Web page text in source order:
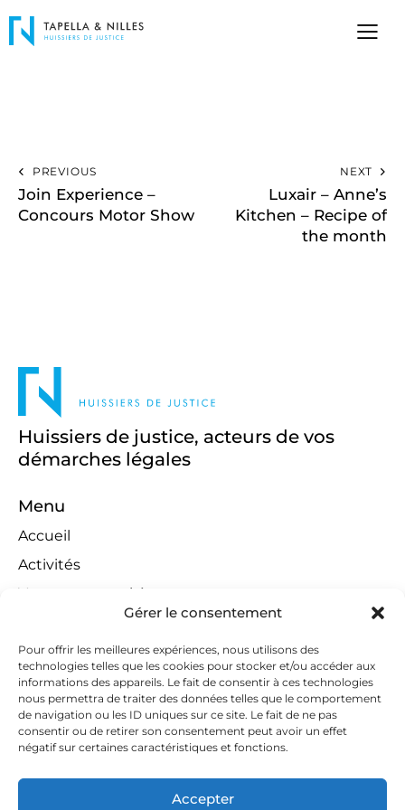
Gérer le consentement
Pour offrir les meilleures expériences, nous utilisons des
technologies telles que les cookies pour stocker et/ou accéder aux
informations des appareils. Le fait de consentir à ces technologies
nous permettra de traiter des données telles que le comportement
de navigation ou les ID uniques sur ce site. Le fait de ne pas
consentir ou de retirer son consentement peut avoir un effet
négatif sur certaines caractéristiques et fonctions.
Accepter
PREVIOUS
Join Experience –
Concours Motor Show
NEXT
Luxair – Anne’s
Kitchen – Recipe of
the month
Huissiers de justice, acteurs de vos
démarches légales
Menu
Accueil
Activités
Ventes aux enchères
Compétences territoriales
Jeux concours
Liens
Contact
Contactez-nous